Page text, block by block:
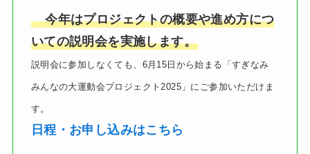
今年はプロジェクトの概要や進め方につ
いての説明会を実施します。
説明会に参加しなくても、6月15日から始まる「すぎなみ
みんなの大運動会プロジェクト2025」にご参加いただけま
す。
日程・お申し込みはこちら